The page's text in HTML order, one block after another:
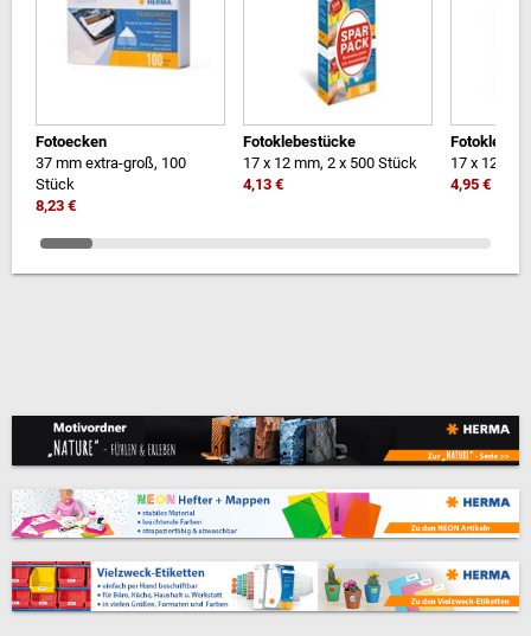
Fotoecken
37 mm extra-groß, 100
Stück
8,23 €
Fotoklebestücke
17 x 12 mm, 2 x 500 Stück
4,13 €
17 x 12
4,95 €